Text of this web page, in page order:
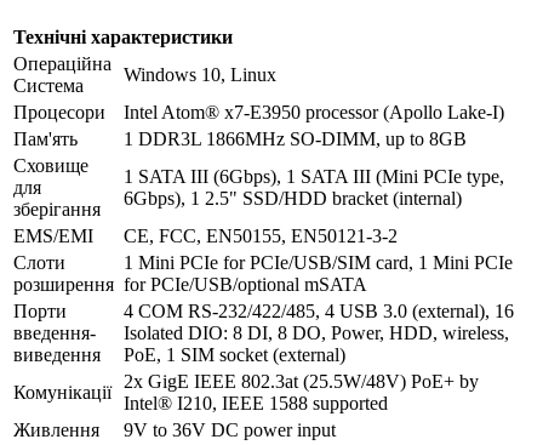
Технічні характеристики
Операційна
Система
Windows 10, Linux
Процесори
Intel Atom® x7-E3950 processor (Apollo Lake-I)
Пам'ять
1 DDR3L 1866MHz SO-DIMM, up to 8GB
Сховище
для
зберігання
1 SATA III (6Gbps), 1 SATA III (Mini PCIe type,
6Gbps), 1 2.5" SSD/HDD bracket (internal)
EMS/EMI
CE, FCC, EN50155, EN50121-3-2
Слоти
розширення
1 Mini PCIe for PCIe/USB/SIM card, 1 Mini PCIe
for PCIe/USB/optional mSATA
Порти
введення-
виведення
4 COM RS-232/422/485, 4 USB 3.0 (external), 16
Isolated DIO: 8 DI, 8 DO, Power, HDD, wireless,
PoE, 1 SIM socket (external)
Комунікації
2x GigE IEEE 802.3at (25.5W/48V) PoE+ by
Intel® I210, IEEE 1588 supported
Живлення
9V to 36V DC power input